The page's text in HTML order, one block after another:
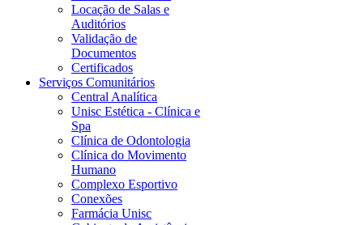
Locação de Salas e
Auditórios
Validação de
Documentos
Certificados
Serviços Comunitários
Central Analítica
Unisc Estética - Clínica e
Spa
Clínica de Odontologia
Clínica do Movimento
Humano
Complexo Esportivo
Conexões
Farmácia Unisc